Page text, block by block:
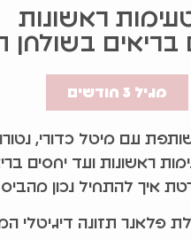
ראשונות
בריאים בשולחן
מגיל 3 חודשים
עם מיטל כדורי,
ראשונות ועד יחסים
איך להתחיל נכון מהביס
פלאנר תזונה דיגיטלי